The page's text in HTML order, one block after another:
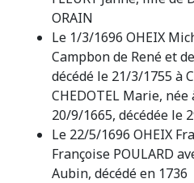
ORAIN
Le 1/3/1696 OHEIX
Campbon de René et
décédé le 21/3/1755 à
CHEDOTEL Marie,
20/9/1665, décédée le
Le 22/5/1696 OHEIX
Françoise POULARD
Aubin, décédé en 1736